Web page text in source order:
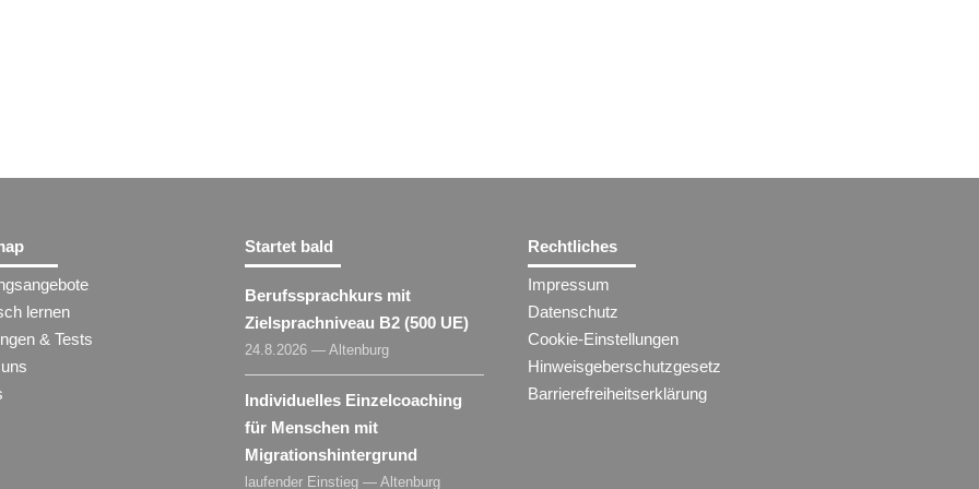
lernen
& Tests
Startet bald
Berufssprachkurs mit
Zielsprachniveau B2 (500 UE)
24.8.2026 — Altenburg
Individuelles Einzelcoaching
für Menschen mit
Migrationshintergrund
laufender Einstieg — Altenburg
Rechtliches
Impressum
Datenschutz
Cookie-Einstellungen
Hinweisgeberschutzgesetz
Barrierefreiheitserklärung